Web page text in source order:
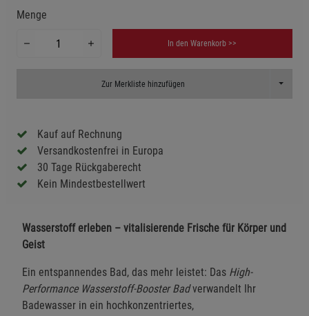
Menge
In den Warenkorb >>
Zur Merkliste hinzufügen Toggle
Kauf auf Rechnung
Versandkostenfrei in Europa
30 Tage Rückgaberecht
Kein Mindestbestellwert
Wasserstoff erleben – vitalisierende Frische für Körper und
Geist
Ein entspannendes Bad, das mehr leistet: Das High-
Performance Wasserstoff-Booster Badverwandelt Ihr
Badewasser in ein hochkonzentriertes,